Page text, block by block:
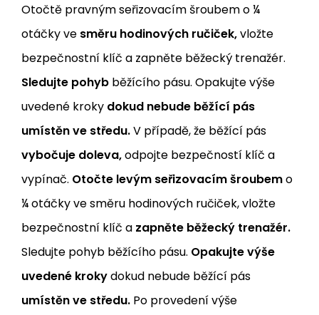
Otočtě pravným seřizovacím šroubem o ¼
otáčky ve směru hodinových ručiček,vložte
bezpečnostní klíč a zapněte běžecký trenažér.
Sledujte pohyb běžícího pásu. Opakujte výše
uvedené kroky dokud nebude běžící pás
umístěn ve středu.V případě, že běžící pás
vybočuje doleva,odpojte bezpečností klíč a
vypínač. Otočte levým seřizovacím šroubemo
¼ otáčky ve směru hodinových ručiček, vložte
bezpečnostní klíč a zapněte běžecký trenažér.
Sledujte pohyb běžícího pásu. Opakujte výše
uvedené krokydokud nebude běžící pás
umístěn ve středu. Po provedení výše